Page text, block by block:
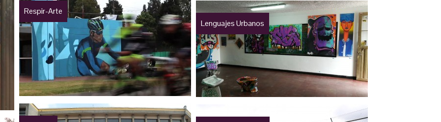
Respir-Arte
Lenguajes Urbanos